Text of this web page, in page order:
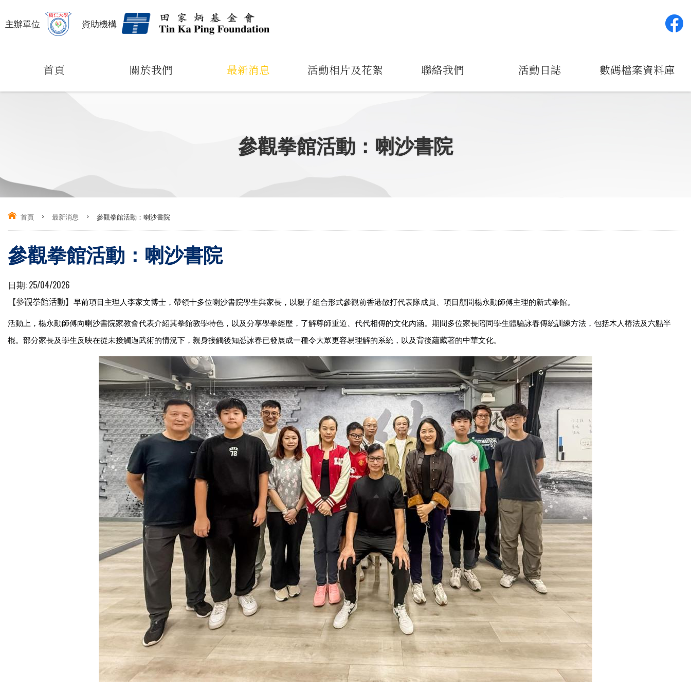
主辦單位 資助機構
首頁 關於我們 最新消息 活動相片及花絮 聯絡我們 活動日誌 數碼檔案資料庫
參觀拳館活動：喇沙書院
首頁 > 最新消息 > 參觀拳館活動：喇沙書院
參觀拳館活動：喇沙書院
日期: 25/04/2026
【參觀拳館活動】 早前項目主理人李家文博士，帶領十多位喇沙書院學生與家長，以親子組合形式參觀前香港散打代表隊成員、項目顧問楊永勣師傅主理的新式拳館。
活動上，楊永勣師傅向喇沙書院家教會代表介紹其拳館教學特色，以及分享學拳經歷，了解尊師重道、代代相傳的文化內涵。期間多位家長陪同學生體驗詠春傳統訓練方法，包括木人樁法及六點半
棍。部分家長及學生反映在從未接觸過武術的情況下，親身接觸後知悉詠春已發展成一種令大眾更容易理解的系統，以及背後藴藏著的中華文化。